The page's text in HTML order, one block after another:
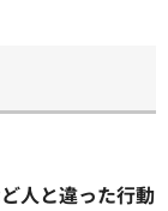
人と違った行動